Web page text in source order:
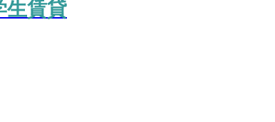
生賃貸